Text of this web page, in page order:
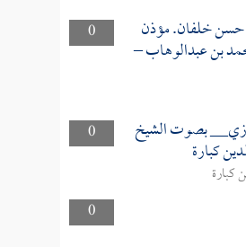
0
خلفان. مؤذن
بن عبدالوهاب –
0
بصوت الشيخ
كبارة
كبارة
0